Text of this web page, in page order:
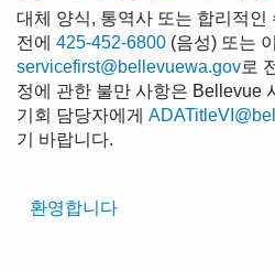
Translated
환영합니다
대체 양식, 통역사 또는 합리적인
전에 425-452-6800 (음성) 또는
servicefirst@bellevuewa.gov로
정에 관한 불만 사항은 Bellevue
기회 담당자에게
기 바랍니다.